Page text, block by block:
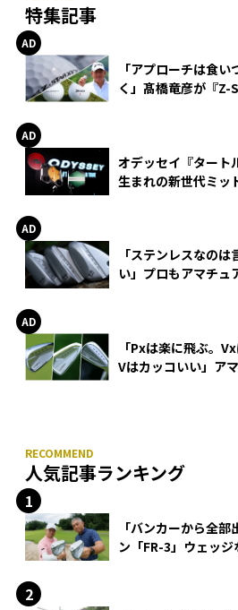
特集記事
「アプローチは食
く」髙橋竜彦が『Z-
オデッセイ『タート
生まれの新世代ミッ
「ステンレスなの
い」プロもアマチュ
「Pxは楽に飛ぶ。
Vはカッコいい」ア
人気記事ランキング
「バンカーから全
ン「FR-3」ウェッ